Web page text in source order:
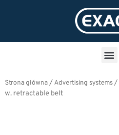
Strona główna/ Advertising systems/
w. retractable belt